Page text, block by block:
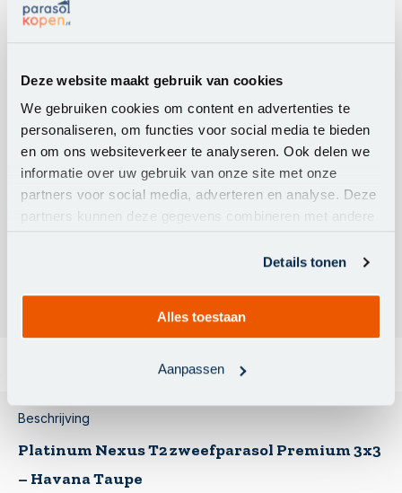
Deze website maakt gebruik van cookies
We gebruiken cookies om content en advertenties te
personaliseren, om functies voor social media te bieden
en om ons websiteverkeer te analyseren. Ook delen we
informatie over uw gebruik van onze site met onze
partners voor social media, adverteren en analyse. Deze
partners kunnen deze gegevens combineren met andere
verzameld op basis van uw gebruik van hun services.
Details tonen
Alles toestaan
Aanpassen
Merk:
Afmeting parasol
300x300cm.
Kleur doek
Taupe
Materiaal doek
Spuncrylic
Volant
Ja
Kleur frame
Antraciet
Achterwaarts en zijwaarts
Beschrijving
Platinum Nexus T2 zweefparasol Premium 3x3
– Havana Taupe